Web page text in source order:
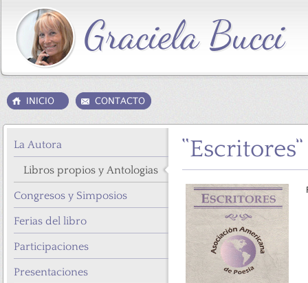
La Autora
Libros propios y Antologias
Congresos y Simposios
Ferias del libro
Participaciones
Presentaciones
“Escritores”